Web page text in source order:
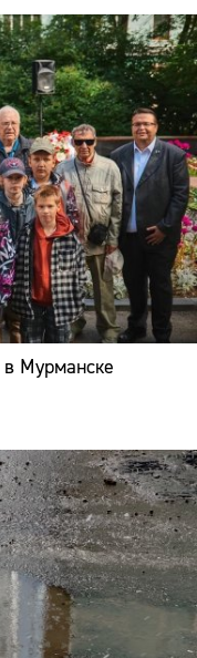
Мурманске